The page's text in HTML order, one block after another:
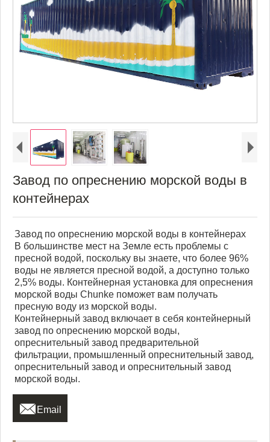
Завод по опреснению морской воды в
контейнерах
Завод по опреснению морской воды в контейнерах
В большинстве мест на Земле есть проблемы с
пресной водой, поскольку вы знаете, что более 96%
воды не является пресной водой, а доступно только
2,5% воды. Контейнерная установка для опреснения
морской воды Chunke поможет вам получать
пресную воду из морской воды.
Контейнерный завод включает в себя контейнерный
завод по опреснению морской воды,
опреснительный завод предварительной
фильтрации, промышленный опреснительный завод,
опреснительный завод и опреснительный завод
морской воды.
 Email